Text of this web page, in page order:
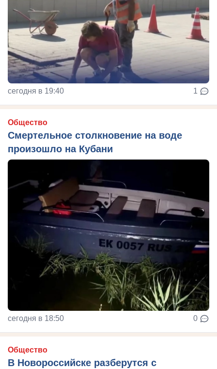
сегодня в 19:40 1
Общество
Смертельное столкновение на воде
произошло на Кубани
сегодня в 18:50 0
Общество
В Новороссийске разберутся с